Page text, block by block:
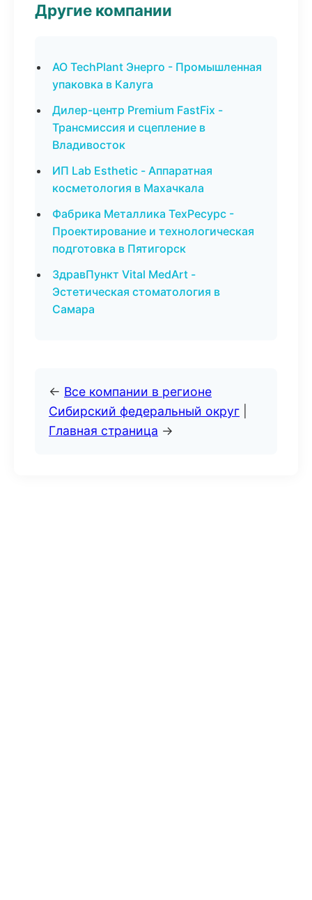
Другие компании
АО TechPlant Энерго - Промышленная
упаковка в Калуга
Дилер-центр Premium FastFix -
Трансмиссия и сцепление в
Владивосток
ИП Lab Esthetic - Аппаратная
косметология в Махачкала
Фабрика Металлика ТехРесурс -
Проектирование и технологическая
подготовка в Пятигорск
ЗдравПункт Vital MedArt -
Эстетическая стоматология в
Самара
← Все компании в регионе
Сибирский федеральный округ
Главная страница →